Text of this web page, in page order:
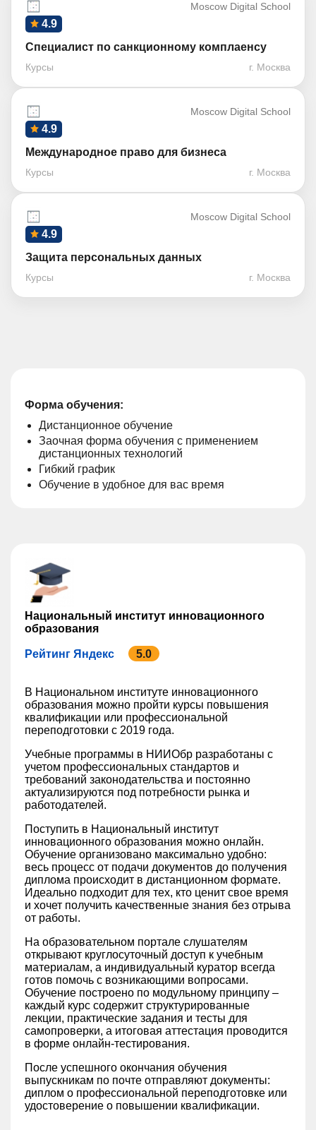
Moscow Digital School
4.9
Специалист по санкционному комплаенсу
Курсы г. Москва
Moscow Digital School
4.9
Международное право для бизнеса
Курсы г. Москва
Moscow Digital School
4.9
Защита персональных данных
Курсы г. Москва
Форма обучения:
Дистанционное обучение
Заочная форма обучения с применением
дистанционных технологий
Гибкий график
Обучение в удобное для вас время
Национальный институт инновационного
образования
Рейтинг Яндекс 5.0
В Национальном институте инновационного
образования можно пройти курсы повышения
квалификации или профессиональной
переподготовки с 2019 года.
Учебные программы в НИИОбр разработаны с
учетом профессиональных стандартов и
требований законодательства и постоянно
актуализируются под потребности рынка и
работодателей.
Поступить в Национальный институт
инновационного образования можно онлайн.
Обучение организовано максимально удобно:
весь процесс от подачи документов до получения
диплома происходит в дистанционном формате.
Идеально подходит для тех, кто ценит свое время
и хочет получить качественные знания без отрыва
от работы.
На образовательном портале слушателям
открывают круглосуточный доступ к учебным
материалам, а индивидуальный куратор всегда
готов помочь с возникающими вопросами.
Обучение построено по модульному принципу –
каждый курс содержит структурированные
лекции, практические задания и тесты для
самопроверки, а итоговая аттестация проводится
в форме онлайн-тестирования.
После успешного окончания обучения
выпускникам по почте отправляют документы:
диплом о профессиональной переподготовке или
удостоверение о повышении квалификации.